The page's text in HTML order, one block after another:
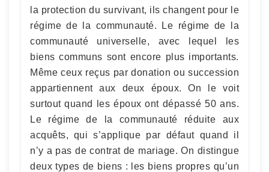
la protection du survivant, ils changent pour le
régime de la communauté. Le régime de la
communauté universelle, avec lequel les
biens communs sont encore plus importants.
Même ceux reçus par donation ou succession
appartiennent aux deux époux. On le voit
surtout quand les époux ont dépassé 50 ans.
Le régime de la communauté réduite aux
acquêts, qui s’applique par défaut quand il
n’y a pas de contrat de mariage. On distingue
deux types de biens : les biens propres qu’un